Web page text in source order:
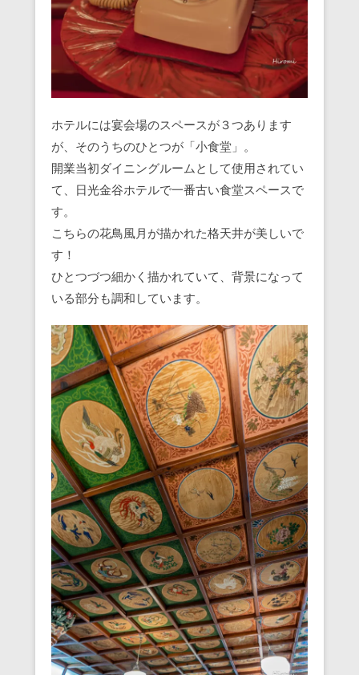
ホテルには宴会場のスペースが３つあります
が、そのうちのひとつが「小食堂」。
開業当初ダイニングルームとして使用されてい
て、日光金谷ホテルで一番古い食堂スペースで
す。
こちらの花鳥風月が描かれた格天井が美しいで
す！
ひとつづつ細かく描かれていて、背景になって
いる部分も調和しています。